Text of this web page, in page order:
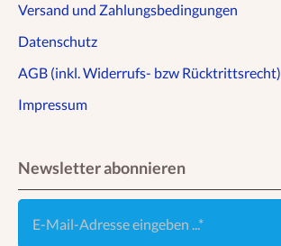
Versand und Zahlungsbedingungen
Datenschutz
AGB (inkl. Widerrufs- bzw Rücktrittsrecht)
Impressum
Newsletter abonnieren
E-Mail-Adresse eingeben ...